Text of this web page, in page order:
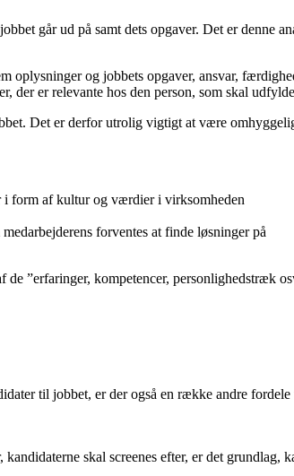
går ud på samt dets opgaver. Det er denne
oplysninger og jobbets opgaver, ansvar,
der er relevante hos den person, som skal
Det er derfor utrolig vigtigt at være
i form af kultur og værdier i virksomheden
forventes at finde løsninger på
”erfaringer, kompetencer, personlighedstræk
til jobbet, er der også en række andre fordele
skal screenes efter, er det grundlag,